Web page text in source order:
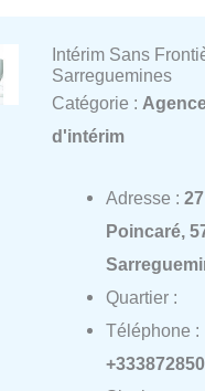
Intérim Sans
Sarreguemines
Catégorie :
d'intérim
Adresse :
Poincaré,
Quartier :
Téléphone :